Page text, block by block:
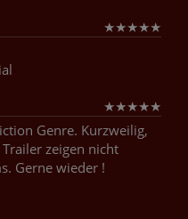
★★★★★
★★★★★
Genre. Kurzweilig,
zeigen nicht
Gerne wieder !